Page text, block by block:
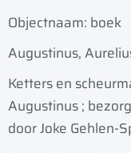
Objectnaam: boek
Augustinus,
Ketters en
Augustinus ;
door Joke Gehlen-